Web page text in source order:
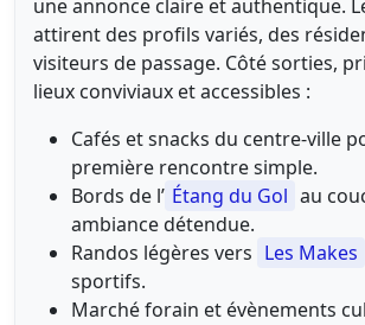
une annonce claire et authentique.
attirent des profils variés, des
visiteurs de passage. Côté sorties,
lieux conviviaux et accessibles :
Cafés et snacks du centre‑ville
première rencontre simple.
Bords de l’ Étang du Gol au
ambiance détendue.
Randos légères vers Les Makes
sportifs.
Marché forain et évènements